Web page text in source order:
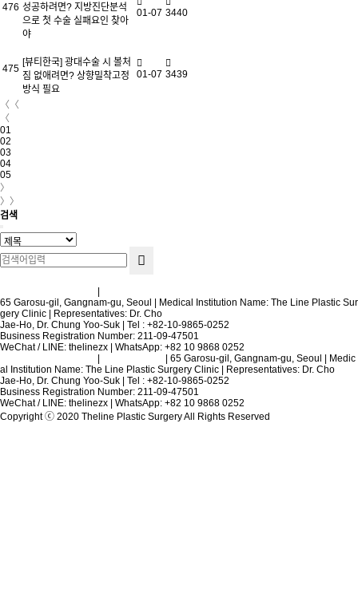
476 성공하려면? 지방진단분석
으로 첫 수술 실패요인 찾아
야
01-07 3440
475
[뷰티한국] 광대수술 시 볼처
짐 없애려면? 상향밀착고정
방식 필요
01-07 3439
〈〈
〈
01
02
03
04
05
〉
〉〉
검색
|
65 Garosu-gil, Gangnam-gu, Seoul | Medical Institution Name: The Line Plastic Sur
gery Clinic | Representatives: Dr. Cho
Jae-Ho, Dr. Chung Yoo-Suk | Tel : +82-10-9865-0252
Business Registration Number: 211-09-47501
WeChat / LINE: thelinezx | WhatsApp: +82 10 9868 0252
|
| 65 Garosu-gil, Gangnam-gu, Seoul | Medic
al Institution Name: The Line Plastic Surgery Clinic | Representatives: Dr. Cho
Jae-Ho, Dr. Chung Yoo-Suk | Tel : +82-10-9865-0252
Business Registration Number: 211-09-47501
WeChat / LINE: thelinezx | WhatsApp: +82 10 9868 0252
Copyright ⓒ 2020 Theline Plastic Surgery All Rights Reserved